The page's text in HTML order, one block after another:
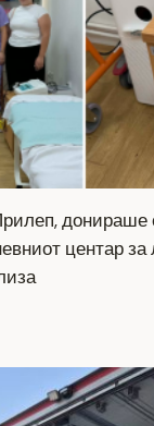
донираше
центар за